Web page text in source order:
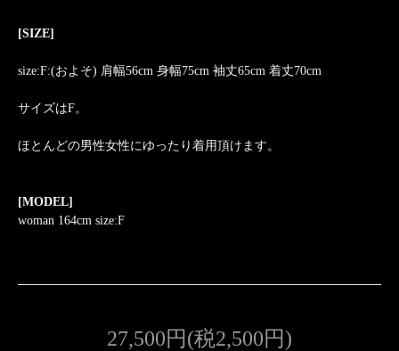
[SIZE]
size:F:(およそ) 肩幅56cm 身幅75cm 袖丈65cm 着丈70cm
サイズはF。
ほとんどの男性女性にゆったり着用頂けます。
[MODEL]
woman 164cm size:F
27,500円(税2,500円)